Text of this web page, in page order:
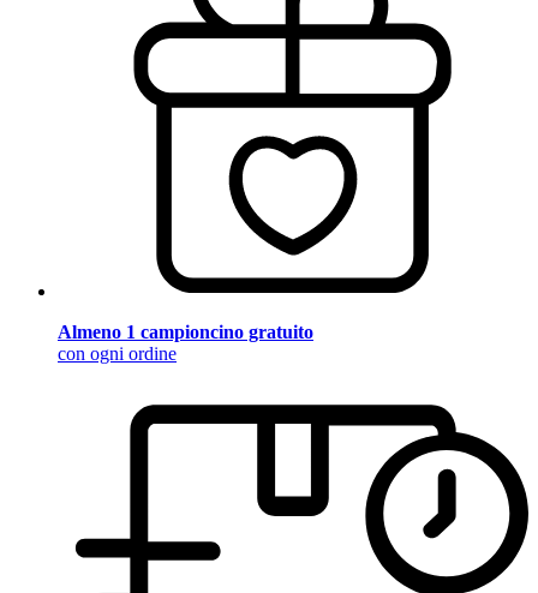
Almeno 1 campioncino gratuito
con ogni ordine